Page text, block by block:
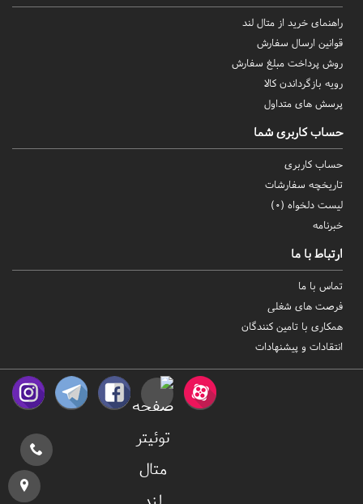
راهنمای خرید از متال لند
قوانین ارسال سفارش
روش‌ پرداخت مبلغ سفارش
رویه بازگرداندن کالا
پرسش های متداول
حساب کاربری شما
حساب کاربری
تاریخچه سفارشات
لیست دلخواه (0
)
خبرنامه
ارتباط با ما
تماس با ما
فرصت های شغلی
همکاری با تامین کنندگان
انتقادات و پیشنهادات